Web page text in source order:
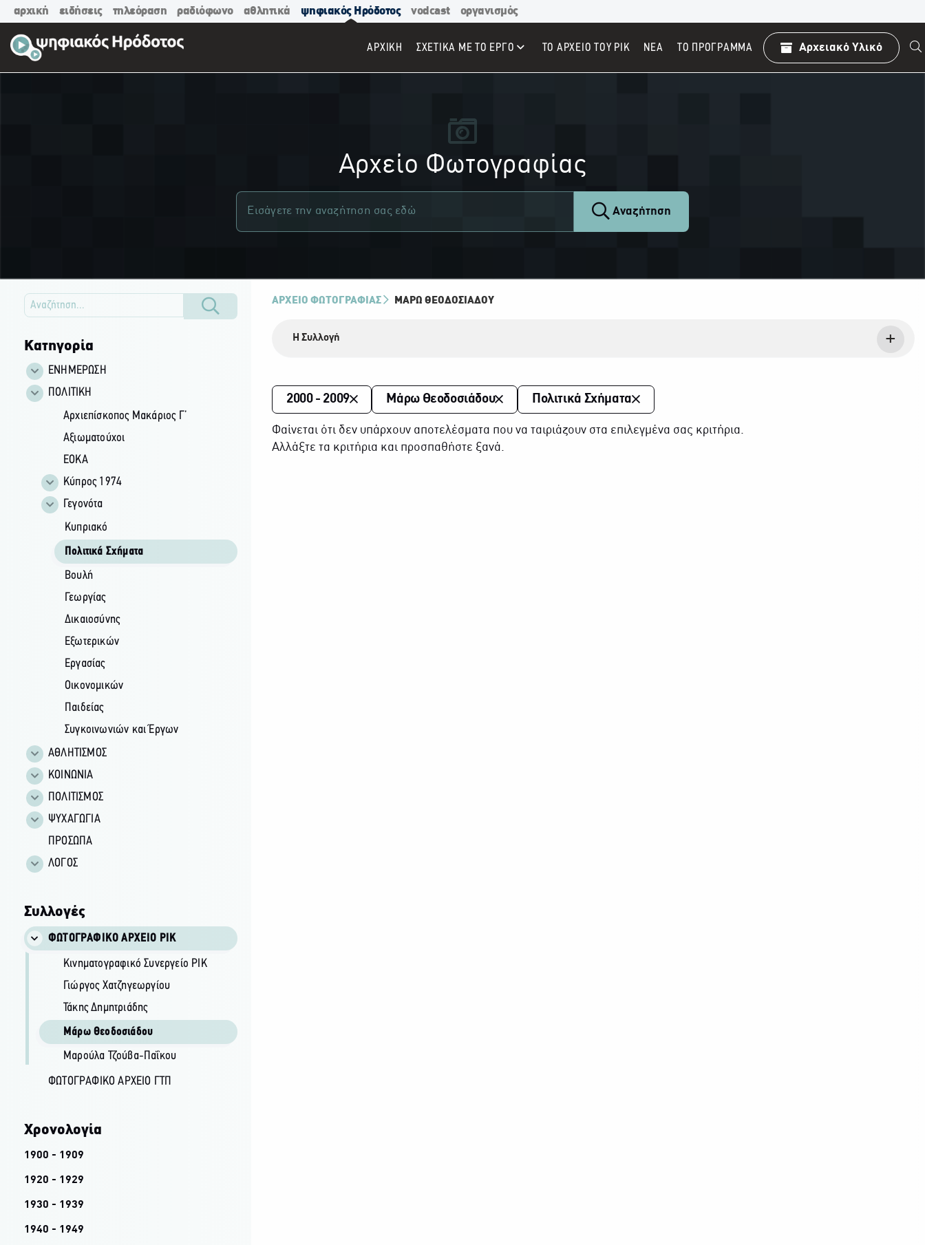
αρχική ειδήσεις τηλεόραση ραδιόφωνο αθλητικά ψηφιακός Ηρόδοτος vodcast οργανισμός
ΑΡΧΙΚΉ ΣΧΕΤΙΚΑ ΜΕ ΤΟ ΕΡΓΟ ΤΟ ΑΡΧΕΙΟ ΤΟΥ ΡΙΚ ΝΕΑ TO ΠΡΌΓΡΑΜΜΑ Αρχειακό Υλικό
Αρχείο Φωτογραφίας
Αναζήτηση
Κατηγορία
ΕΝΗΜΕΡΩΣΗ
ΠΟΛΙΤΙΚΗ
Αρχιεπίσκοπος Μακάριος Γ’
Αξιωματούχοι
ΕΟΚΑ
Κύπρος 1974
Γεγονότα
Κυπριακό
Πολιτικά Σχήματα
Βουλή
Γεωργίας
Δικαιοσύνης
Εξωτερικών
Εργασίας
Οικονομικών
Παιδείας
Συγκοινωνιών και Έργων
ΑΘΛΗΤΙΣΜΟΣ
ΚΟΙΝΩΝΙΑ
ΠΟΛΙΤΙΣΜΟΣ
ΨΥΧΑΓΩΓΙΑ
ΠΡΟΣΩΠΑ
ΛΟΓΟΣ
Συλλογές
ΦΩΤΟΓΡΑΦΙΚΌ ΑΡΧΕΊΟ ΡΙΚ
Κινηματογραφικό Συνεργείο ΡΙΚ
Γιώργος Χατζηγεωργίου
Τάκης Δημητριάδης
Μάρω Θεοδοσιάδου
Μαρούλα Τζούβα-Παΐκου
ΦΩΤΟΓΡΑΦΙΚΌ ΑΡΧΕΊΟ ΓΤΠ
Χρονολογία
1900 - 1909
1920 - 1929
1930 - 1939
1940 - 1949
ΑΡΧΕΙΟ ΦΩΤΟΓΡΑΦΙΑΣ ΜΆΡΩ ΘΕΟΔΟΣΙΆΔΟΥ
Η Συλλογή
2000 - 2009 Μάρω Θεοδοσιάδου Πολιτικά Σχήματα
Φαίνεται ότι δεν υπάρχουν αποτελέσματα που να ταιριάζουν στα επιλεγμένα σας κριτήρια.
Αλλάξτε τα κριτήρια και προσπαθήστε ξανά.